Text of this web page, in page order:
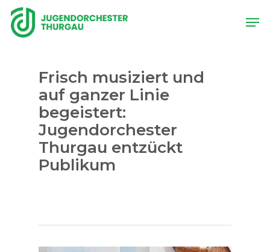
Skip
main
Frisch musiziert und
auf ganzer Linie
begeistert:
Jugendorchester
Thurgau entzückt
Publikum